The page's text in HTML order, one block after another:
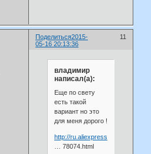
Поделиться 11
2015-
05-16 20:13:36
владимир
написал(а):
Еще по свету
есть такой
вариант но это
для меня дорого !
http://ru.aliexpress.com/item/
… 78074.html